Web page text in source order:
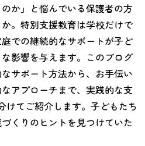
か」と悩んでいる保護者の方
。特別支援教育は学校だけで
での継続的なサポートが子ど
影響を与えます。このブログ
サポート方法から、お手伝い
アプローチまで、実践的な支
けてご紹介します。子どもたち
くりのヒントを見つけていた